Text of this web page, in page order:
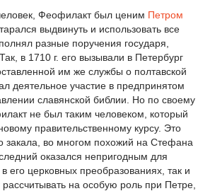
Феофилакт был ценим Петром
выдвинуть и использовать все
разные поручения государя,
в 1710 г. его вызывали в Петербург
им же службы о полтавской
деятельное участие в предпринятом
славянской библии. Но по своему
не был таким человеком, который
правительственному курсу. Это
закала, во многом похожий на Стефана
оказался непригодным для
его церковных преобразованиях, так и
на особую роль при Петре,